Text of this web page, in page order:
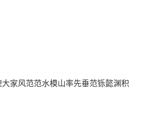
家风范范水模山率先垂范铄懿渊积